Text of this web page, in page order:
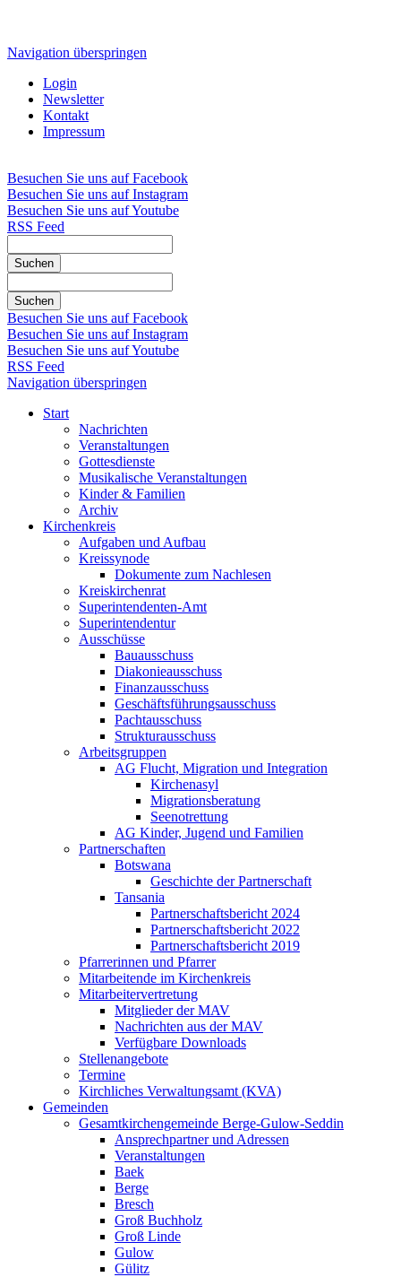
Navigation überspringen
Login
Newsletter
Kontakt
Impressum
Besuchen Sie uns auf Facebook
Besuchen Sie uns auf Instagram
Besuchen Sie uns auf Youtube
RSS Feed
Suchen
Suchen
Besuchen Sie uns auf Facebook
Besuchen Sie uns auf Instagram
Besuchen Sie uns auf Youtube
RSS Feed
Navigation überspringen
Start
Nachrichten
Veranstaltungen
Gottesdienste
Musikalische Veranstaltungen
Kinder & Familien
Archiv
Kirchenkreis
Aufgaben und Aufbau
Kreissynode
Dokumente zum Nachlesen
Kreiskirchenrat
Superintendenten-Amt
Superintendentur
Ausschüsse
Bauausschuss
Diakonieausschuss
Finanzausschuss
Geschäftsführungsausschuss
Pachtausschuss
Strukturausschuss
Arbeitsgruppen
AG Flucht, Migration und Integration
Kirchenasyl
Migrationsberatung
Seenotrettung
AG Kinder, Jugend und Familien
Partnerschaften
Botswana
Geschichte der Partnerschaft
Tansania
Partnerschaftsbericht 2024
Partnerschaftsbericht 2022
Partnerschaftsbericht 2019
Pfarrerinnen und Pfarrer
Mitarbeitende im Kirchenkreis
Mitarbeitervertretung
Mitglieder der MAV
Nachrichten aus der MAV
Verfügbare Downloads
Stellenangebote
Termine
Kirchliches Verwaltungsamt (KVA)
Gemeinden
Gesamtkirchengemeinde Berge-Gulow-Seddin
Ansprechpartner und Adressen
Veranstaltungen
Baek
Berge
Bresch
Groß Buchholz
Groß Linde
Gulow
Gülitz